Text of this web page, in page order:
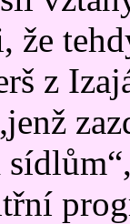
že
z